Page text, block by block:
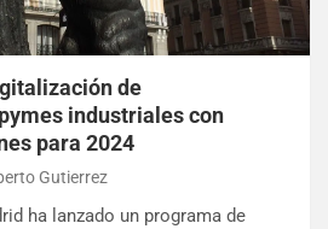
de
industriales con
para 2024
Gutierrez
ha lanzado un programa de